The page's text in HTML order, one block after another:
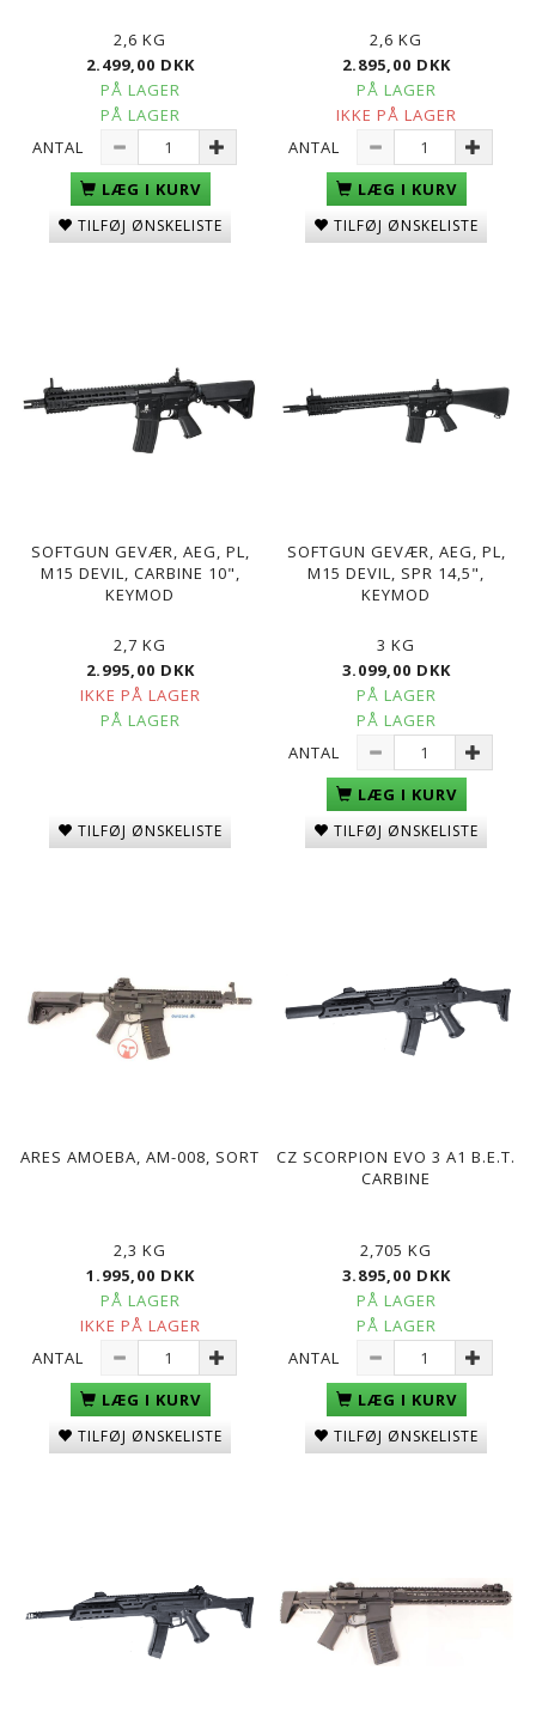
2,6 KG
2.499,00 DKK
PÅ LAGER
PÅ LAGER
ANTAL
LÆG I KURV
TILFØJ ØNSKELISTE
2,6 KG
2.895,00 DKK
PÅ LAGER
IKKE PÅ LAGER
ANTAL
LÆG I KURV
TILFØJ ØNSKELISTE
SOFTGUN GEVÆR, AEG, PL,
M15 DEVIL, CARBINE 10",
KEYMOD
2,7 KG
2.995,00 DKK
IKKE PÅ LAGER
PÅ LAGER
TILFØJ ØNSKELISTE
SOFTGUN GEVÆR, AEG, PL,
M15 DEVIL, SPR 14,5",
KEYMOD
3 KG
3.099,00 DKK
PÅ LAGER
PÅ LAGER
ANTAL
LÆG I KURV
TILFØJ ØNSKELISTE
ARES AMOEBA, AM-008, SORT
2,3 KG
1.995,00 DKK
PÅ LAGER
IKKE PÅ LAGER
ANTAL
LÆG I KURV
TILFØJ ØNSKELISTE
CZ SCORPION EVO 3 A1 B.E.T.
CARBINE
2,705 KG
3.895,00 DKK
PÅ LAGER
PÅ LAGER
ANTAL
LÆG I KURV
TILFØJ ØNSKELISTE